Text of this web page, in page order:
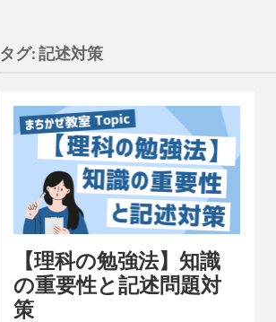
タグ:記述対策
【理科の勉強法】知識
の重要性と記述問題対
策